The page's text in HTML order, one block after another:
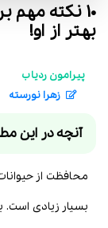
10 نکته
بهتر از او!
پیرامون ردیاب
زهرا نورسته
آنچه در این
محافظت از
بسیار زیادی